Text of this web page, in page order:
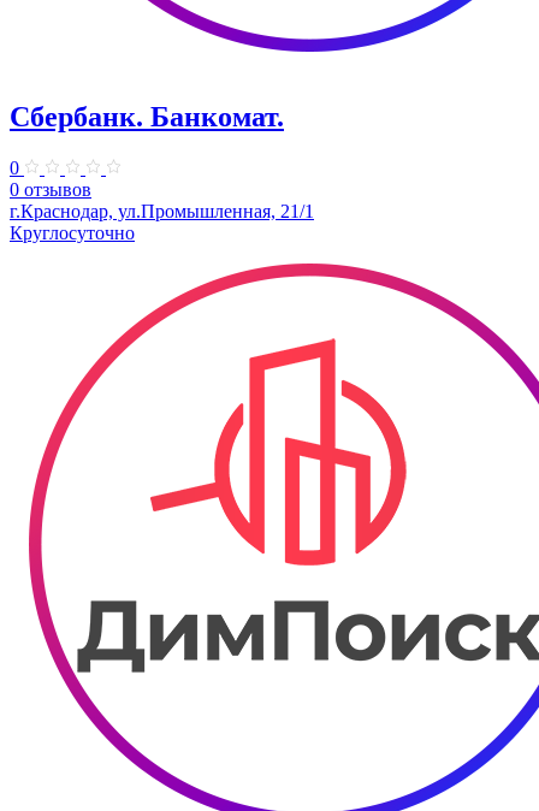
Сбербанк. Банкомат.
0
0 отзывов
г.Краснодар, ул.Промышленная, 21/1
Круглосуточно